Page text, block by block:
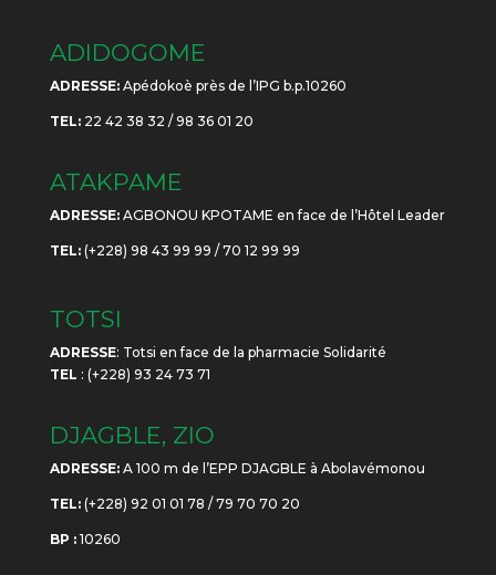
ADIDOGOME
ADRESSE:Apédokoè près de l’IPG b.p.10260
TEL:22 42 38 32 / 98 36 01 20
ATAKPAME
ADRESSE:AGBONOU KPOTAME en face de l’Hôtel Leader
TEL:(+228) 98 43 99 99 / 70 12 99 99
TOTSI
ADRESSE: Totsi en face de la pharmacie Solidarité
TEL : (+228) 93 24 73 71
DJAGBLE, ZIO
ADRESSE:A 100 m de l’EPP DJAGBLE à Abolavémonou
TEL:(+228) 92 01 01 78 / 79 70 70 20
BP :10260